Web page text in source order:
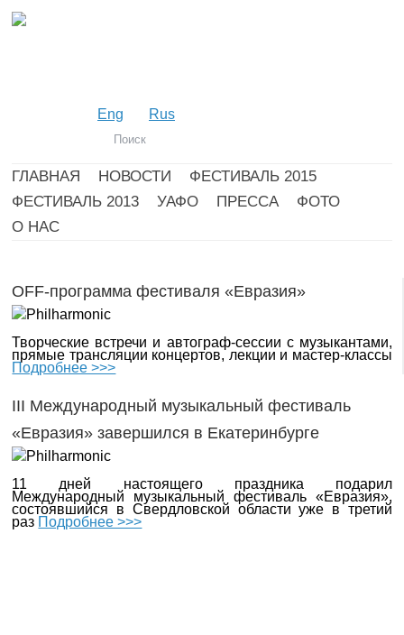
Eng Rus
ГЛАВНАЯ НОВОСТИ
ФЕСТИВАЛЬ 2015
ФЕСТИВАЛЬ 2013
УАФО ПРЕССА
ФОТО
О НАС
OFF-программа фестиваля «Евразия»
Творческие встречи и автограф-сессии с музыкантами,
прямые трансляции концертов, лекции и мастер-классы
Подробнее >>>
III Международный музыкальный фестиваль
«Евразия» завершился в Екатеринбурге
11 дней настоящего праздника подарил
Международный музыкальный фестиваль «Евразия»,
состоявшийся в Свердловской области уже в третий
раз Подробнее >>>